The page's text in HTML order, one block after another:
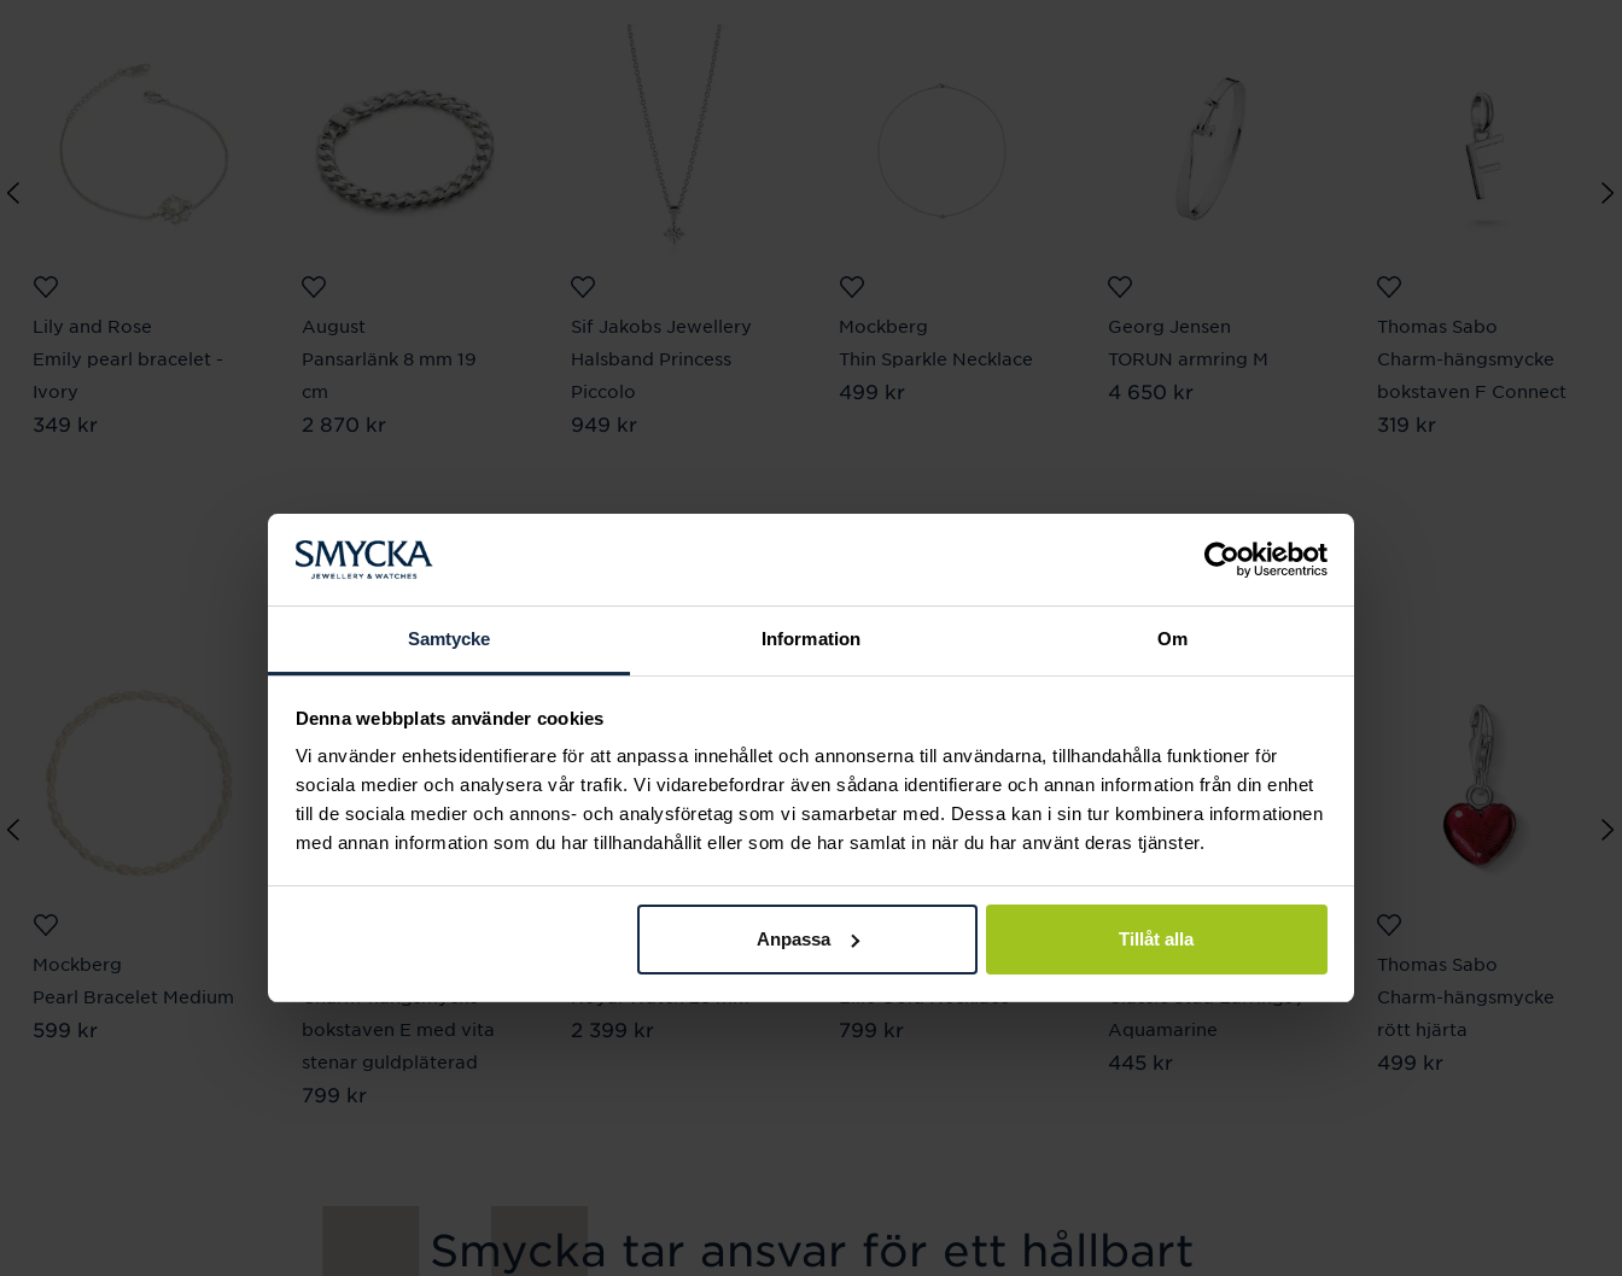
Samtycke Information Om
Denna webbplats använder cookies
Vi använder enhetsidentifierare för att anpassa innehållet och annonserna till användarna, tillhandahålla funktioner för
sociala medier och analysera vår trafik. Vi vidarebefordrar även sådana identifierare och annan information från din enhet
till de sociala medier och annons- och analysföretag som vi samarbetar med. Dessa kan i sin tur kombinera informationen
med annan information som du har tillhandahållit eller som de har samlat in när du har använt deras tjänster.
Anpassa Tillåt alla
Lily and Rose
Emily pearl bracelet -
Ivory
Pris :349 kr
349 kr
August
Pansarlänk 8 mm 19
cm
Pris:2 870 kr
2 870 kr
Sif Jakobs Jewellery
Halsband Princess
Piccolo
Pris:949 kr
949 kr
Mockberg
Thin Sparkle Necklace
Pris:499 kr
499 kr
Georg Jensen
TORUN armring M
Pris:4 650 kr
4 650 kr
Thomas Sabo
Charm-hängsmycke
bokstaven F Connect
Pris :319 kr
319 kr
Andra köpte också
Mockberg
Pearl Bracelet Medium
Pris :599 kr
599 kr
bokstaven E med vita
stenar guldpläterad
Pris:799 kr
799 kr
Pris:2 399 kr
2 399 kr Pris :799 kr
799 kr
Aquamarine
Pris:445 kr
445 kr
Thomas Sabo
Charm-hängsmycke
rött hjärta
Pris:499 kr
499 kr
Smycka tar ansvar för ett hållbart